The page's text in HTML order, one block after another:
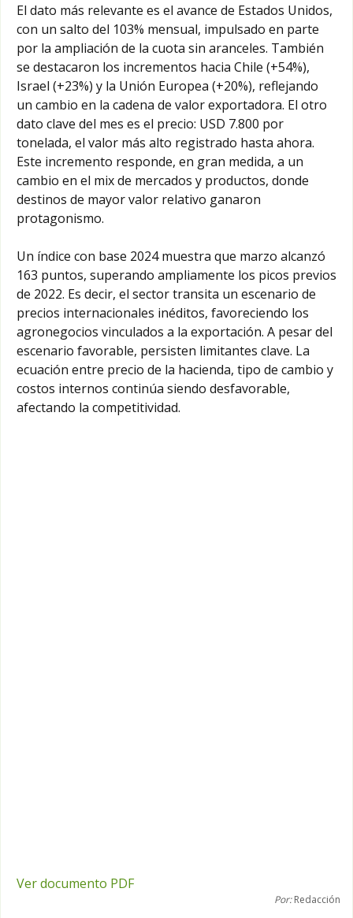
El dato más relevante es el avance de Estados Unidos,
con un salto del 103% mensual, impulsado en parte
por la ampliación de la cuota sin aranceles. También
se destacaron los incrementos hacia Chile (+54%),
Israel (+23%) y la Unión Europea (+20%), reflejando
un cambio en la cadena de valor exportadora. El otro
dato clave del mes es el precio: USD 7.800 por
tonelada, el valor más alto registrado hasta ahora.
Este incremento responde, en gran medida, a un
cambio en el mix de mercados y productos, donde
destinos de mayor valor relativo ganaron
protagonismo.
Un índice con base 2024 muestra que marzo alcanzó
163 puntos, superando ampliamente los picos previos
de 2022. Es decir, el sector transita un escenario de
precios internacionales inéditos, favoreciendo los
agronegocios vinculados a la exportación. A pesar del
escenario favorable, persisten limitantes clave. La
ecuación entre precio de la hacienda, tipo de cambio y
costos internos continúa siendo desfavorable,
afectando la competitividad.
Ver documento PDF
Por:Redacción